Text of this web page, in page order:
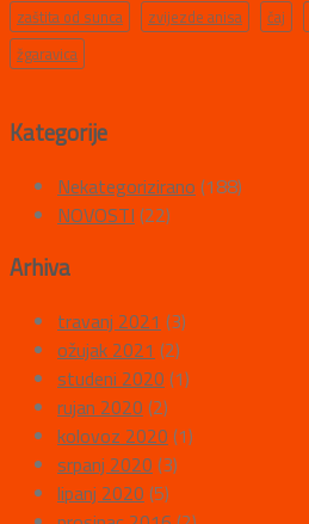
zaštita od sunca
zvijezde anisa čaj
žgaravica
Kategorije
Nekategorizirano (188)
NOVOSTI (22)
Arhiva
travanj 2021 (3)
ožujak 2021 (2)
studeni 2020 (1)
rujan 2020 (2)
kolovoz 2020 (1)
srpanj 2020 (3)
lipanj 2020 (5)